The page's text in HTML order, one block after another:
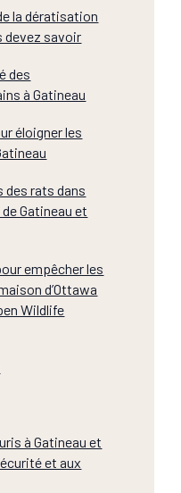
la dératisation
devez savoir
des
à Gatineau
éloigner les
des rats dans
Gatineau et
empêcher les
d’Ottawa
Wildlife
à Gatineau et
et aux